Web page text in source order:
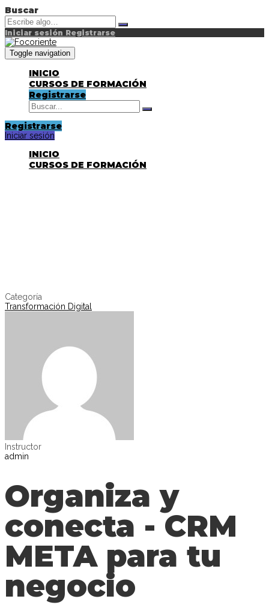
Buscar
Iniciar sesión Registrarse
Toggle navigation
INICIO
CURSOS DE FORMACIÓN
Registrarse
Registrarse
Iniciar sesión
INICIO
CURSOS DE FORMACIÓN
Categoría
Transformación Digital
Instructor
admin
Organiza y
conecta - CRM
META para tu
negocio